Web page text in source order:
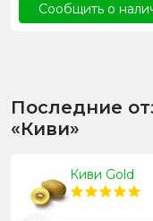
Сообщить о
Последние
«Киви»
Киви Gold